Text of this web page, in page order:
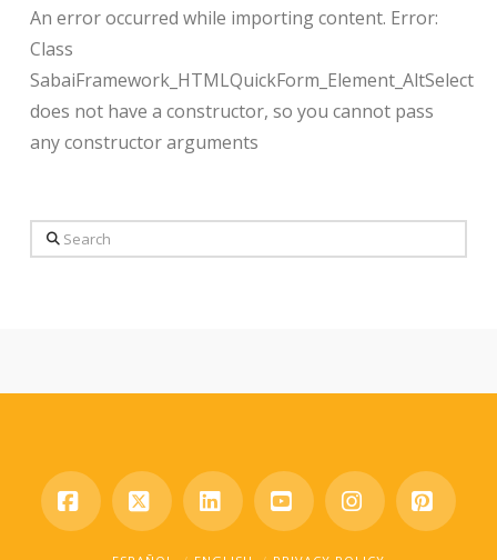
An error occurred while importing content. Error:
Class
SabaiFramework_HTMLQuickForm_Element_AltSelect
does not have a constructor, so you cannot pass
any constructor arguments
Search